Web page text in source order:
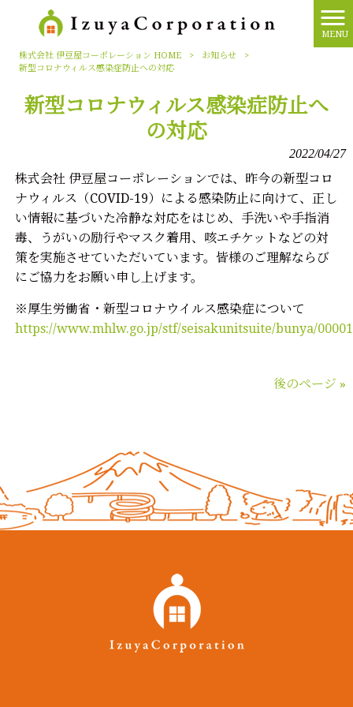
MENU
株式会社 伊豆屋コーポレーション HOME > お知らせ
>
新型コロナウィルス感染症防止への対応
新型コロナウィルス感染症防止へ
の対応
2022/04/27
株式会社 伊豆屋コーポレーションでは、昨今の新型コロ
ナウィルス（COVID-19）による感染防止に向けて、正し
い情報に基づいた冷静な対応をはじめ、手洗いや手指消
毒、うがいの励行やマスク着用、咳エチケットなどの対
策を実施させていただいています。皆様のご理解ならび
にご協力をお願い申し上げます。
※厚生労働省・新型コロナウイルス感染症について
https://www.mhlw.go.jp/stf/seisakunitsuite/bunya/
後のページ »